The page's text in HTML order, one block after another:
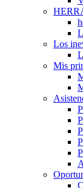
Los
Mis